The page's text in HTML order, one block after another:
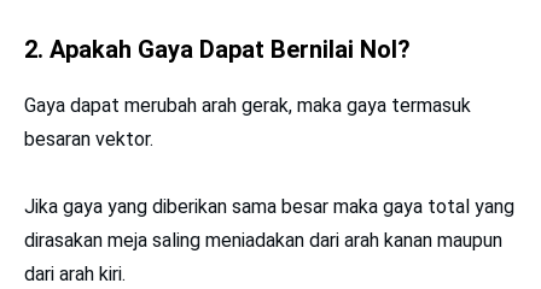
2. Apakah Gaya Dapat Bernilai Nol?
Gaya dapat merubah arah gerak, maka gaya termasuk
besaran vektor.
Jika gaya yang diberikan sama besar maka gaya total yang
dirasakan meja saling meniadakan dari arah kanan maupun
dari arah kiri.